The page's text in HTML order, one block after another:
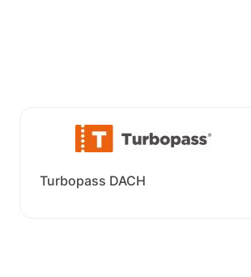
Turbopass DACH